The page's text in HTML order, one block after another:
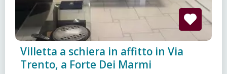
Villetta a schiera in affitto in Via
Trento, a Forte Dei Marmi